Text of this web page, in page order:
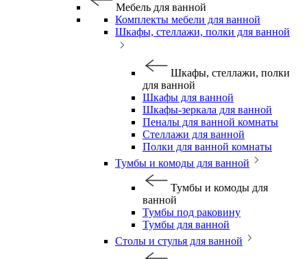
Мебель для ванной
Комплекты мебели для ванной
Шкафы, стеллажи, полки для ванной
Шкафы, стеллажи, полки
для ванной
Шкафы для ванной
Шкафы-зеркала для ванной
Пеналы для ванной комнаты
Стеллажи для ванной
Полки для ванной комнаты
Тумбы и комоды для ванной
Тумбы и комоды для
ванной
Тумбы под раковину
Тумбы для ванной
Столы и стулья для ванной